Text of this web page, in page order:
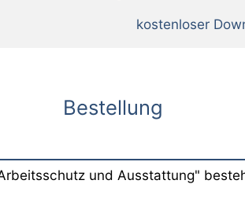
kostenloser
Bestellung
und Ausstattung"